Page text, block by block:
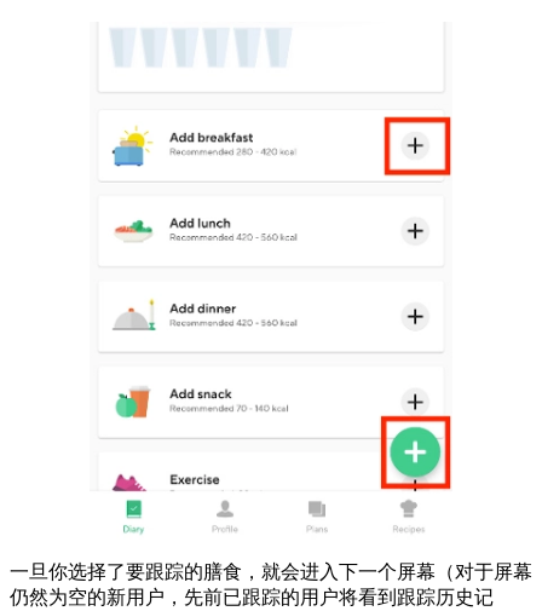
一旦你选择了要跟踪的膳食，就会进入下一个屏幕（对于屏幕
仍然为空的新用户，先前已跟踪的用户将看到跟踪历史记